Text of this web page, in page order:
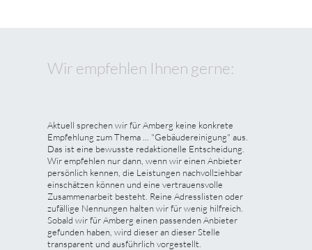
Wir empfehlen Ihnen gerne:
Aktuell sprechen wir für Amberg keine konkrete
Empfehlung zum Thema ... "Gebäudereinigung" aus.
Das ist eine bewusste redaktionelle Entscheidung.
Wir empfehlen nur dann, wenn wir einen Anbieter
persönlich kennen, die Leistungen nachvollziehbar
einschätzen können und eine vertrauensvolle
Zusammenarbeit besteht. Reine Adresslisten oder
zufällige Nennungen halten wir für wenig hilfreich.
Sobald wir für Amberg einen passenden Anbieter
gefunden haben, wird dieser an dieser Stelle
transparent und ausführlich vorgestellt.